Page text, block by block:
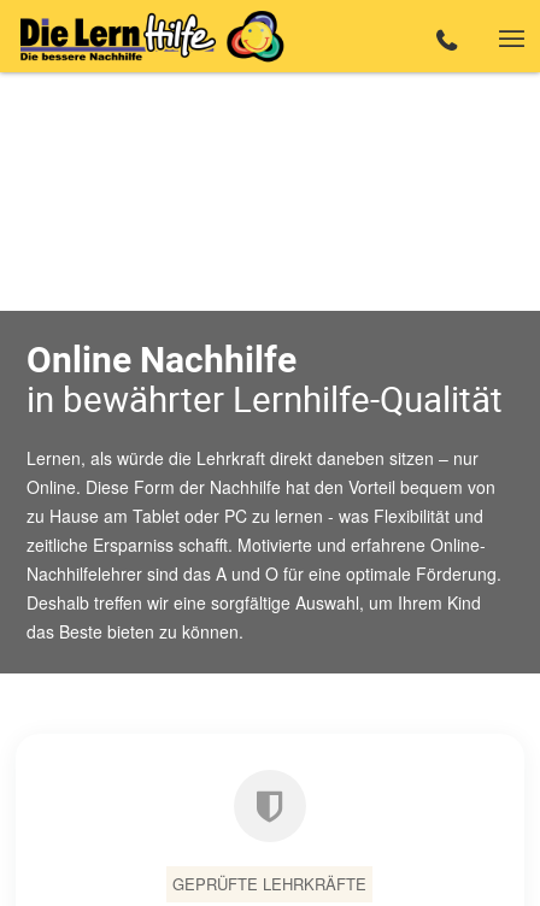
Online Nachhilfe
in bewährter Lernhilfe-Qualität
Lernen, als würde die Lehrkraft direkt daneben sitzen – nur
Online. Diese Form der Nachhilfe hat den Vorteil bequem von
zu Hause am Tablet oder PC zu lernen - was Flexibilität und
zeitliche Ersparniss schafft. Motivierte und erfahrene Online-
Nachhilfelehrer sind das A und O für eine optimale Förderung.
Deshalb treffen wir eine sorgfältige Auswahl, um Ihrem Kind
das Beste bieten zu können.
GEPRÜFTE LEHRKRÄFTE